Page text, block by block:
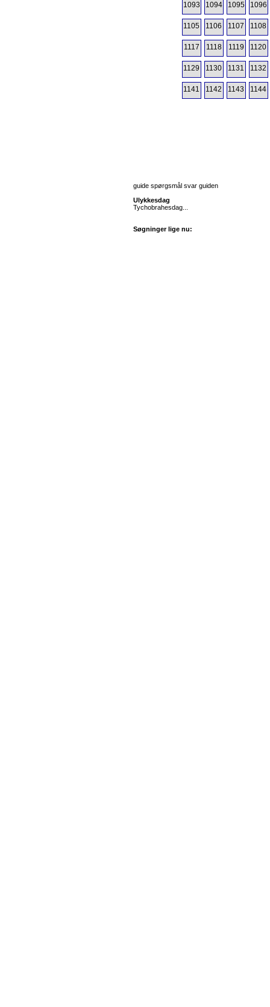
1093 1094 1095 1096
1105 1106 1107 1108
1117 1118 1119 1120
1129 1130 1131 1132
1141 1142 1143 1144
guide spørgsmål svar guiden
Ulykkesdag
Tychobrahesdag...
Søgninger lige nu: